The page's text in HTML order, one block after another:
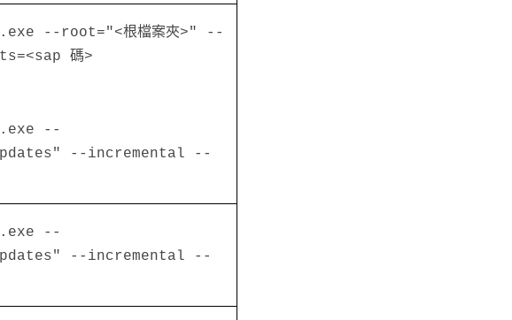
--root="<根檔案夾>" --
碼>
--
--incremental --
--
--incremental --